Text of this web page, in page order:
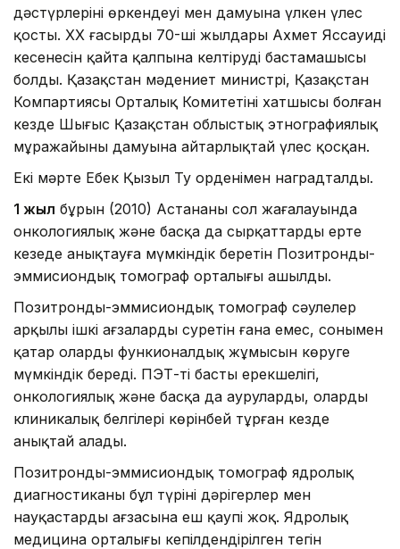
дәстүрлерінің өркендеуі мен дамуына үлкен үлес
қосты. ХХ ғасырдың 70-ші жылдары Ахмет Яссауидің
кесенесін қайта қалпына келтірудің бастамашысы
болды. Қазақстан мәдениет министрі, Қазақстан
Компартиясы Орталық Комитетінің хатшысы болған
кезде Шығыс Қазақстан облыстық этнографиялық
мұражайының дамуына айтарлықтай үлес қосқан.
Екі мәрте Еңбек Қызыл Ту орденімен наградталды.
1 жыл бұрын (2010) Астананың сол жағалауында
онкологиялық және басқа да сырқаттарды ерте
кезеңде анықтауға мүмкіндік беретін Позитронды-
эммисиондық томограф орталығы ашылды.
Позитронды-эммисиондық томограф сәулелер
арқылы ішкі ағзалардың суретін ғана емес, сонымен
қатар олардың функионалдық жұмысын көруге
мүмкіндік береді. ПЭТ-тің басты ерекшелігі,
онкологиялық және басқа да ауруларды, олардың
клиникалық белгілері көрінбей тұрған кезде
анықтай алады.
Позитронды-эммисиондық томограф ядролық
диагностиканың бұл түрінің дәрігерлер мен
науқастардың ағзасына еш қаупі жоқ. Ядролық
медицина орталығы кепілдендірілген тегін